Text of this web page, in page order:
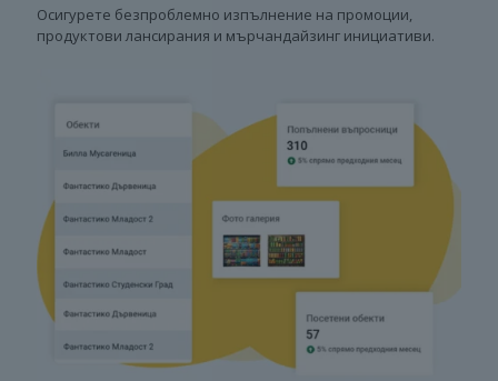
Осигурете безпроблемно изпълнение на промоции,
продуктови лансирания и мърчандайзинг инициативи.